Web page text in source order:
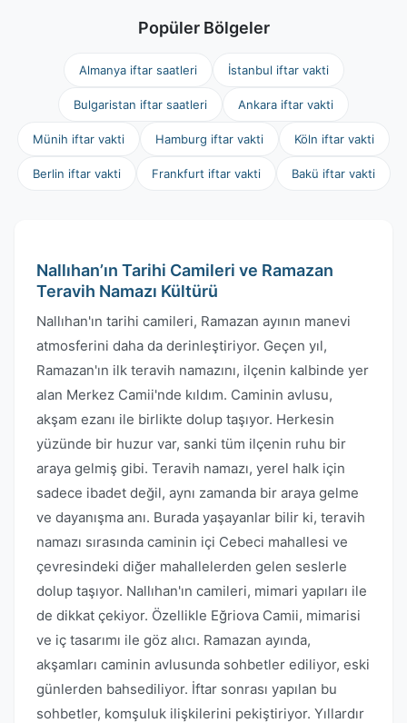
Popüler Bölgeler
Almanya iftar saatleri İstanbul iftar vakti
Bulgaristan iftar saatleri Ankara iftar vakti
Münih iftar vakti Hamburg iftar vakti Köln iftar vakti
Berlin iftar vakti Frankfurt iftar vakti Bakü iftar vakti
Nallıhan’ın Tarihi Camileri ve Ramazan
Teravih Namazı Kültürü
Nallıhan'ın tarihi camileri, Ramazan ayının manevi
atmosferini daha da derinleştiriyor. Geçen yıl,
Ramazan'ın ilk teravih namazını, ilçenin kalbinde yer
alan Merkez Camii'nde kıldım. Caminin avlusu,
akşam ezanı ile birlikte dolup taşıyor. Herkesin
yüzünde bir huzur var, sanki tüm ilçenin ruhu bir
araya gelmiş gibi. Teravih namazı, yerel halk için
sadece ibadet değil, aynı zamanda bir araya gelme
ve dayanışma anı. Burada yaşayanlar bilir ki, teravih
namazı sırasında caminin içi Cebeci mahallesi ve
çevresindeki diğer mahallelerden gelen seslerle
dolup taşıyor. Nallıhan'ın camileri, mimari yapıları ile
de dikkat çekiyor. Özellikle Eğriova Camii, mimarisi
ve iç tasarımı ile göz alıcı. Ramazan ayında,
akşamları caminin avlusunda sohbetler ediliyor, eski
günlerden bahsediliyor. İftar sonrası yapılan bu
sohbetler, komşuluk ilişkilerini pekiştiriyor. Yıllardır